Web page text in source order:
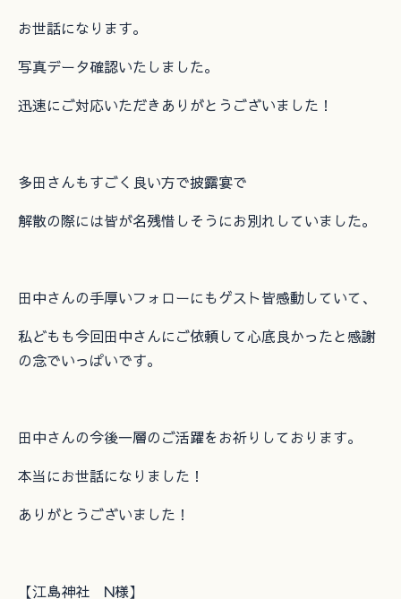
お世話になります。
写真データ確認いたしました。
迅速にご対応いただきありがとうございました！
多田さんもすごく良い方で披露宴で
解散の際には皆が名残惜しそうにお別れしていました。
田中さんの手厚いフォローにもゲスト皆感動していて、
私どもも今回田中さんにご依頼して心底良かったと感謝
の念でいっぱいです。
田中さんの今後一層のご活躍をお祈りしております。
本当にお世話になりました！
ありがとうございました！
【江島神社 N様】